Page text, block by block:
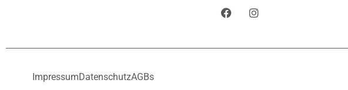
ImpressumDatenschutzAGBs